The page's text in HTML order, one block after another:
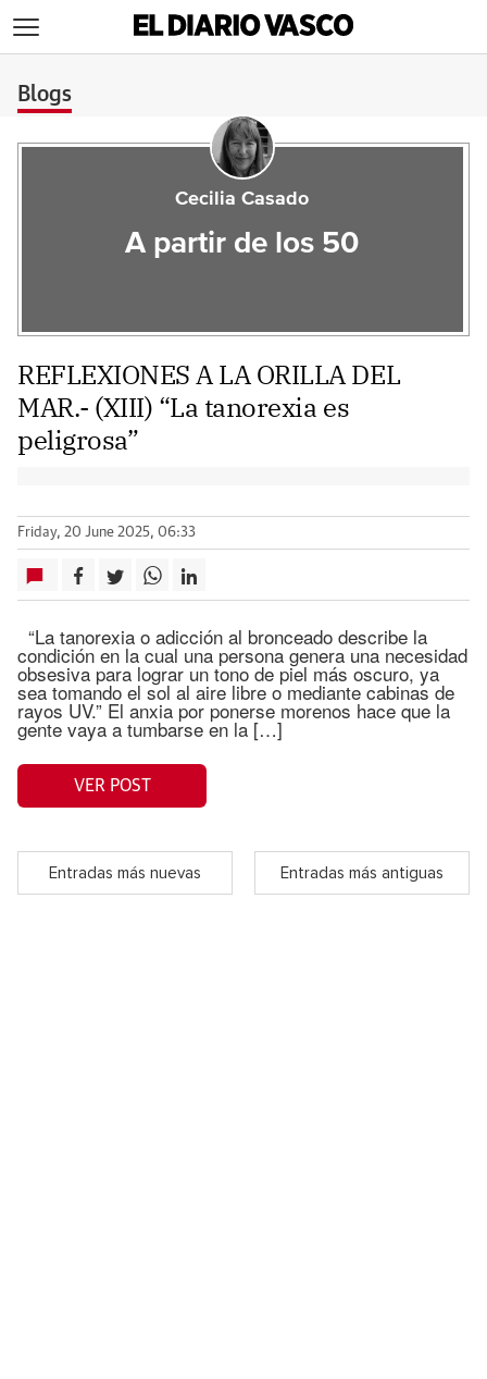
Blogs
Cecilia Casado
A partir de los 50
REFLEXIONES A LA ORILLA DEL
MAR.- (XIII) “La tanorexia es
peligrosa”
Friday, 20 June 2025, 06:33
“La tanorexia o adicción al bronceado describe la
condición en la cual una persona genera una necesidad
obsesiva para lograr un tono de piel más oscuro, ya
sea tomando el sol al aire libre o mediante cabinas de
rayos UV.” El anxia por ponerse morenos hace que la
gente vaya a tumbarse en la […]
VER POST
Entradas más nuevas Entradas más antiguas